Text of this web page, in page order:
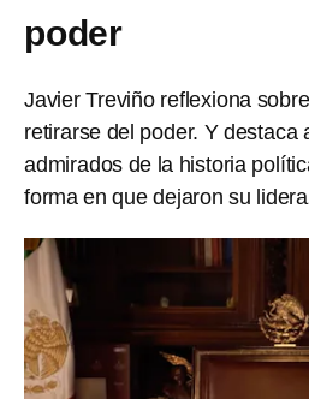
poder
Javier Treviño reflexiona
retirarse del poder. Y destaca
admirados de la historia
forma en que dejaron su